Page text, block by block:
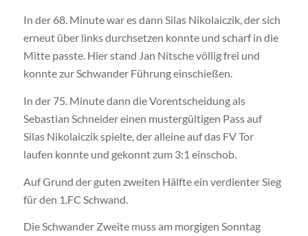
In der 68. Minute war es dann Silas Nikolaiczik, der sich
erneut über links durchsetzen konnte und scharf in die
Mitte passte. Hier stand Jan Nitsche völlig frei und
konnte zur Schwander Führung einschießen.
In der 75. Minute dann die Vorentscheidung als
Sebastian Schneider einen mustergültigen Pass auf
Silas Nikolaiczik spielte, der alleine auf das FV Tor
laufen konnte und gekonnt zum 3:1 einschob.
Auf Grund der guten zweiten Hälfte ein verdienter Sieg
für den 1.FC Schwand.
Die Schwander Zweite muss am morgigen Sonntag